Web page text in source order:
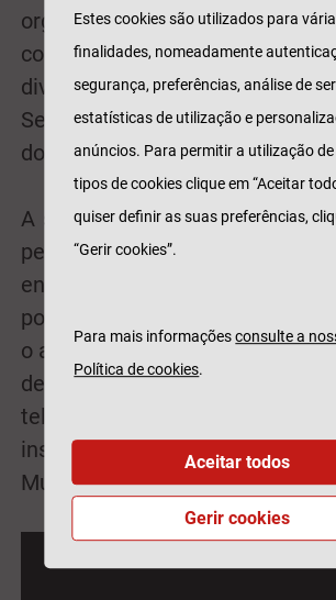
orgulho amplificar este
com os nossos valores
diversidade e igualdade”,
Serrano, Diretora de Marketing
do Grupo Impresa.
A série "As Chuteiras são
pela The Empower Brands
envolvimento das jogadoras,
portas das suas vidas de
o apoio dos clubes e da
de Futebol. É também um
televisão: emotivo, revelador e
inspirador. Estreia: 31 de
Mulher.
Estes cookies são utilizados para
finalidades, nomeadamente
segurança, preferências, análise de
estatísticas de utilização e
anúncios. Para permitir a utilização
tipos de cookies clique em “Aceitar
quiser definir as suas preferências,
“Gerir cookies”.
Para mais informaçõesconsulte a
Política de cookies.
Gerir cookies
Aceitar todos